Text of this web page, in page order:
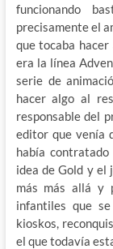
funcionando
precisamente el
que tocaba
era la línea
serie de
hacer algo al
responsable del
editor que venía
había
idea de Gold y el
más más allá y
infantiles que
kioskos,
el que todavía